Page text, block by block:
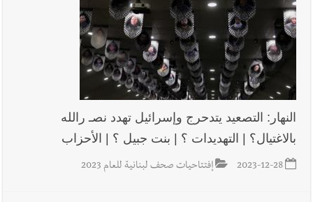
النهار: التصعيد يتدحرج وإسرائيل تهدد نصـ رالله
بالاغتيال؟ | التهديدات ؟ | بنت جبيل ؟ | الأحزاب
2023-12-28 إفتتاحيات صحف لبنانية للعام 2023